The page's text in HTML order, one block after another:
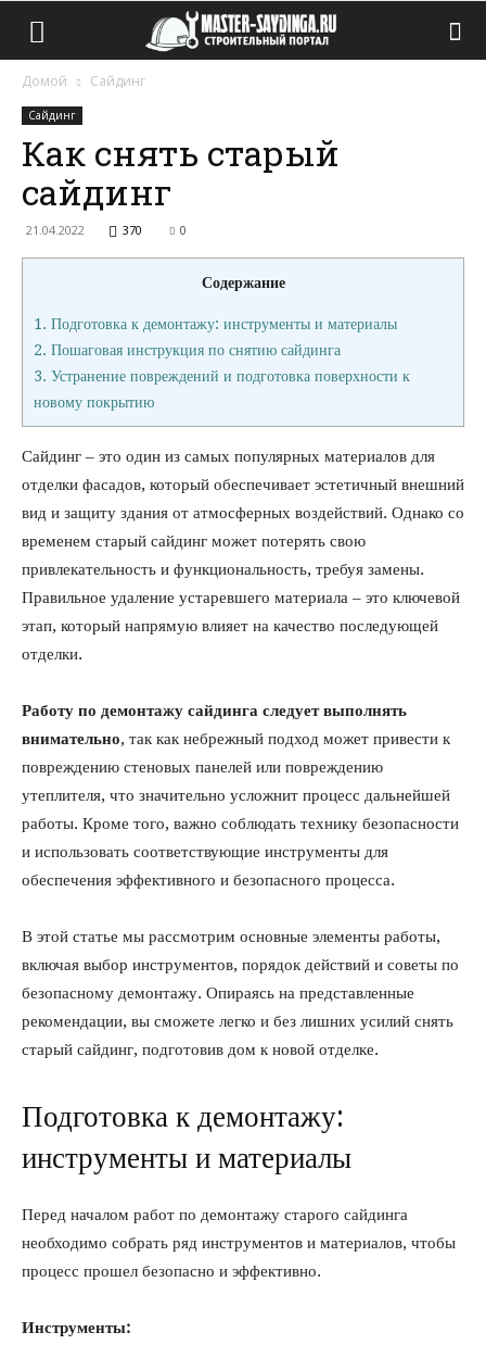
Домой Сайдинг
Сайдинг
Как снять старый
сайдинг
21.04.2022 370 0
Содержание
1. Подготовка к демонтажу: инструменты и материалы
2. Пошаговая инструкция по снятию сайдинга
3. Устранение повреждений и подготовка поверхности к
новому покрытию
Сайдинг – это один из самых популярных материалов для
отделки фасадов, который обеспечивает эстетичный внешний
вид и защиту здания от атмосферных воздействий. Однако со
временем старый сайдинг может потерять свою
привлекательность и функциональность, требуя замены.
Правильное удаление устаревшего материала – это ключевой
этап, который напрямую влияет на качество последующей
отделки.
Работу по демонтажу сайдинга следует выполнять
внимательно, так как небрежный подход может привести к
повреждению стеновых панелей или повреждению
утеплителя, что значительно усложнит процесс дальнейшей
работы. Кроме того, важно соблюдать технику безопасности
и использовать соответствующие инструменты для
обеспечения эффективного и безопасного процесса.
В этой статье мы рассмотрим основные элементы работы,
включая выбор инструментов, порядок действий и советы по
безопасному демонтажу. Опираясь на представленные
рекомендации, вы сможете легко и без лишних усилий снять
старый сайдинг, подготовив дом к новой отделке.
Подготовка к демонтажу:
инструменты и материалы
Перед началом работ по демонтажу старого сайдинга
необходимо собрать ряд инструментов и материалов, чтобы
процесс прошел безопасно и эффективно.
Инструменты: